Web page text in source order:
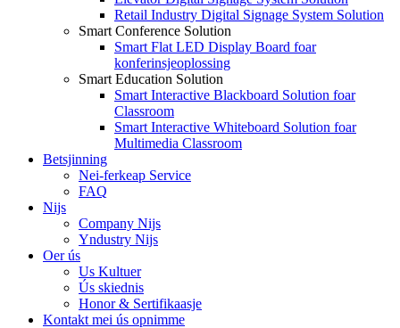
Retail Industry Digital Signage System Solution
Smart Conference Solution
Smart Flat LED Display Board foar
konferinsjeoplossing
Smart Education Solution
Smart Interactive Blackboard Solution foar
Classroom
Smart Interactive Whiteboard Solution foar
Multimedia Classroom
Betsjinning
Nei-ferkeap Service
FAQ
Nijs
Company Nijs
Yndustry Nijs
Oer ús
Us Kultuer
Ús skiednis
Honor & Sertifikaasje
Kontakt mei ús opnimme